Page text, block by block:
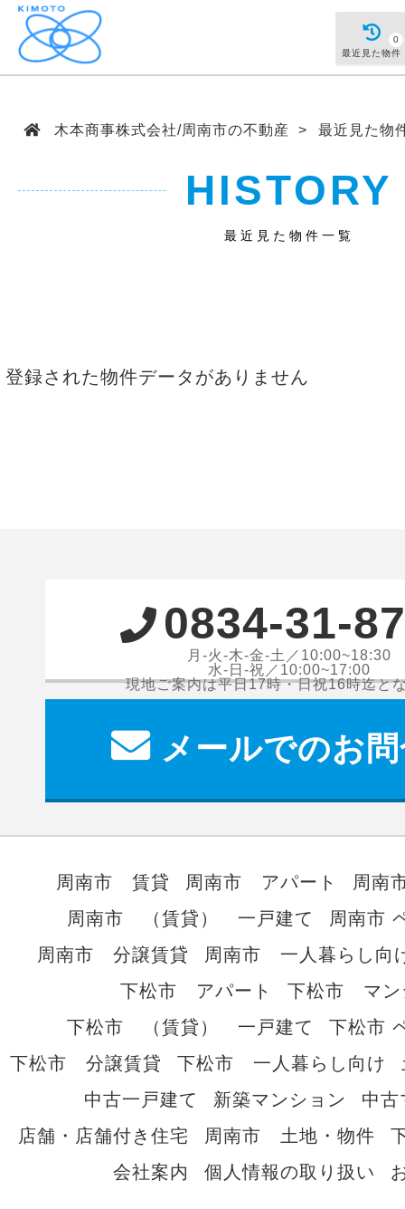
最近見た物件
0
木本商事株式会社/周南市の不動産 最近見た物
HISTORY
最近見た物件一覧
登録された物件データがありません
0834-31-
月-火-木-金-土／10:00~18:30
水-日-祝／10:00~17:00
現地ご案内は平日17時・日祝16時迄と
メールでのお
周南市 賃貸 周南市 アパート
周南
周南市 （賃貸） 一戸建て
周南市
周南市 分譲賃貸
周南市 一人暮らし向
下松市 アパート
下松市 マン
下松市 （賃貸） 一戸建て
下松市
下松市 分譲賃貸
下松市 一人暮らし向け
中古一戸建て
新築マンション
中古
店舗・店舗付き住宅
周南市 土地・物件
会社案内
個人情報の取り扱い